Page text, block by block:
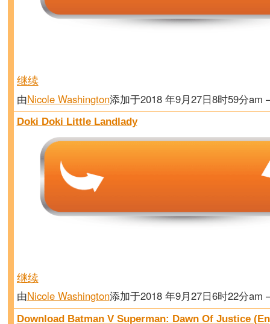
继续
由Nicole Washington添加于2018 年9月27日8时59分
Doki Doki Little Landlady
继续
由Nicole Washington添加于2018 年9月27日6时22分
Download Batman V Superman: Dawn Of Justice